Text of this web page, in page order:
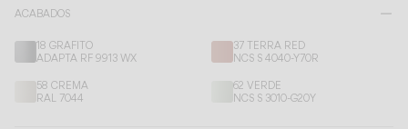
Área Profesional
IDIOMA
ACABADOS
18 GRAFITO
ADAPTA RF 9913 WX
37 TERRA RED
NCS S 4040-Y70R
58 CREMA
RAL 7044
62 VERDE
NCS S 3010-G20Y